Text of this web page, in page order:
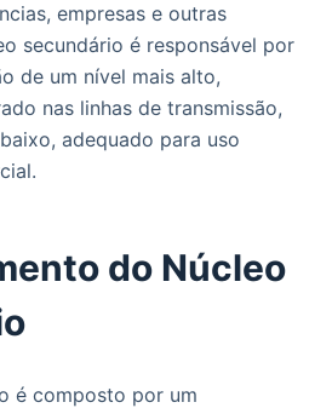
empresas e outras
secundário é responsável por
de um nível mais alto,
nas linhas de transmissão,
adequado para uso
do Núcleo
é composto por um